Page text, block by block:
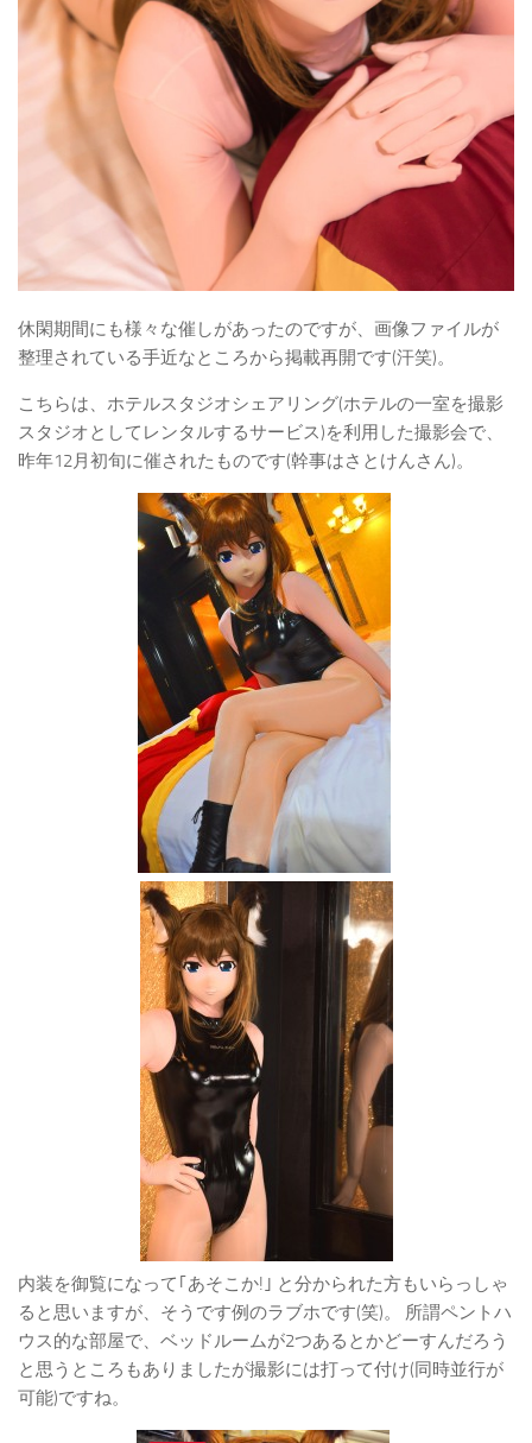
休閑期間にも様々な催しがあったのですが、画像ファイルが
整理されている手近なところから掲載再開です(汗笑)。
こちらは、ホテルスタジオシェアリング(ホテルの一室を撮影
スタジオとしてレンタルするサービス)を利用した撮影会で、
昨年12月初旬に催されたものです(幹事はさとけんさん)。
内装を御覧になって｢あそこか!｣ と分かられた方もいらっしゃ
ると思いますが、そうです例のラブホです(笑)。 所謂ペントハ
ウス的な部屋で、ベッドルームが2つあるとかどーすんだろう
と思うところもありましたが撮影には打って付け(同時並行が
可能)ですね。